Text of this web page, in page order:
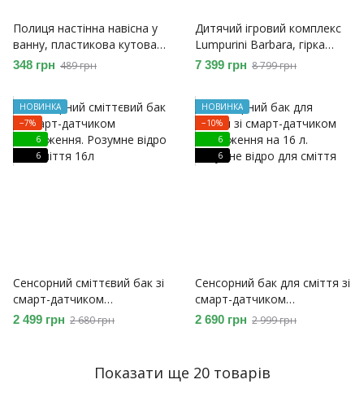
Полиця настінна навісна у
ванну, пластикова кутова
полиця. Переоцінка
348 грн 489 грн
Дитячий ігровий комплекс
Lumpurini Barbara, гірка
дитяча пластикова для
вулиці та дому,
регульована гойдалка з
музикою, баскетбольне
кільце, футбольні ворота.
Переоцінка
7 399 грн 8 799 грн
НОВИНКА
−7%
6
6
Сенсорний сміттєвий бак зі
смарт-датчиком
наближення. Розумне відро
для сміття 16л
2 499 грн 2 680 грн
НОВИНКА
−10%
6
6
Сенсорний бак для сміття зі
смарт-датчиком
наближення на 16 л.
Розумне відро для сміття
2 690 грн 2 999 грн
Показати ще 20 товарів